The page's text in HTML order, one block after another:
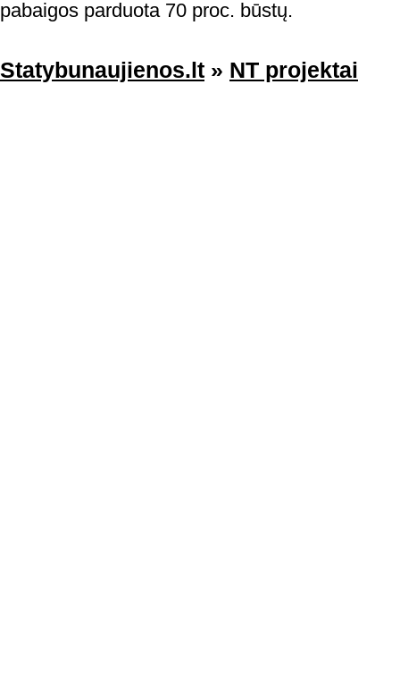
pabaigos parduota 70 proc. būstų.
Statybunaujienos.lt » NT projektai